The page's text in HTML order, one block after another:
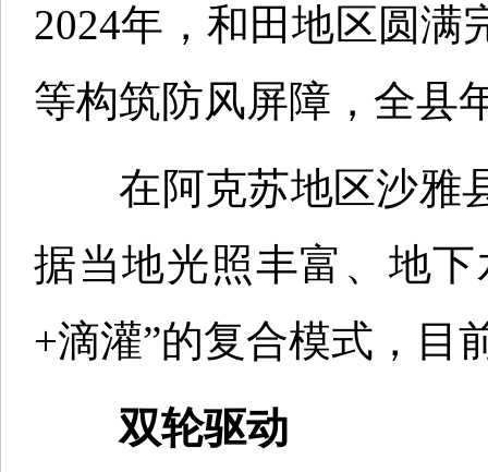
2024年，和田地区圆
等构筑防风屏障，全县
在阿克苏地区沙雅县
据当地光照丰富、地
+滴灌”的复合模式，目
双轮驱动